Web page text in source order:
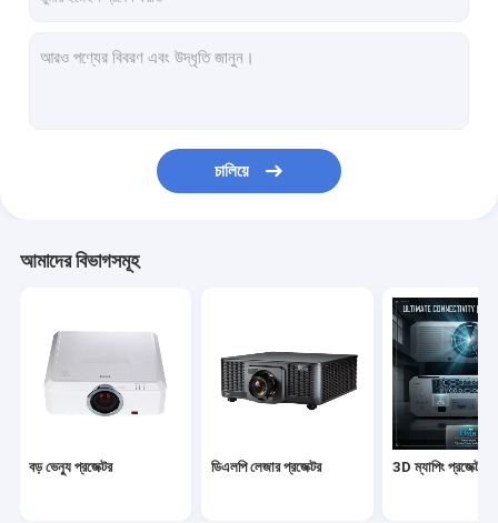
আল্ট্রা শর্ট থ্রো প্রজেক্টর
ভাঁজযোগ্য প্রজেক্টর স্ক্রীন
প্রজেক্টর লেন্স
প্রজেক্টর সিলিং মাউন্ট
চালিয়ে
আমাদের বিভাগসমূহ
বড় ভেন্যু প্রজেক্টর ডিএলপি লেজার প্রজেক্টর 3D ম্যাপিং প্রজেক্টর